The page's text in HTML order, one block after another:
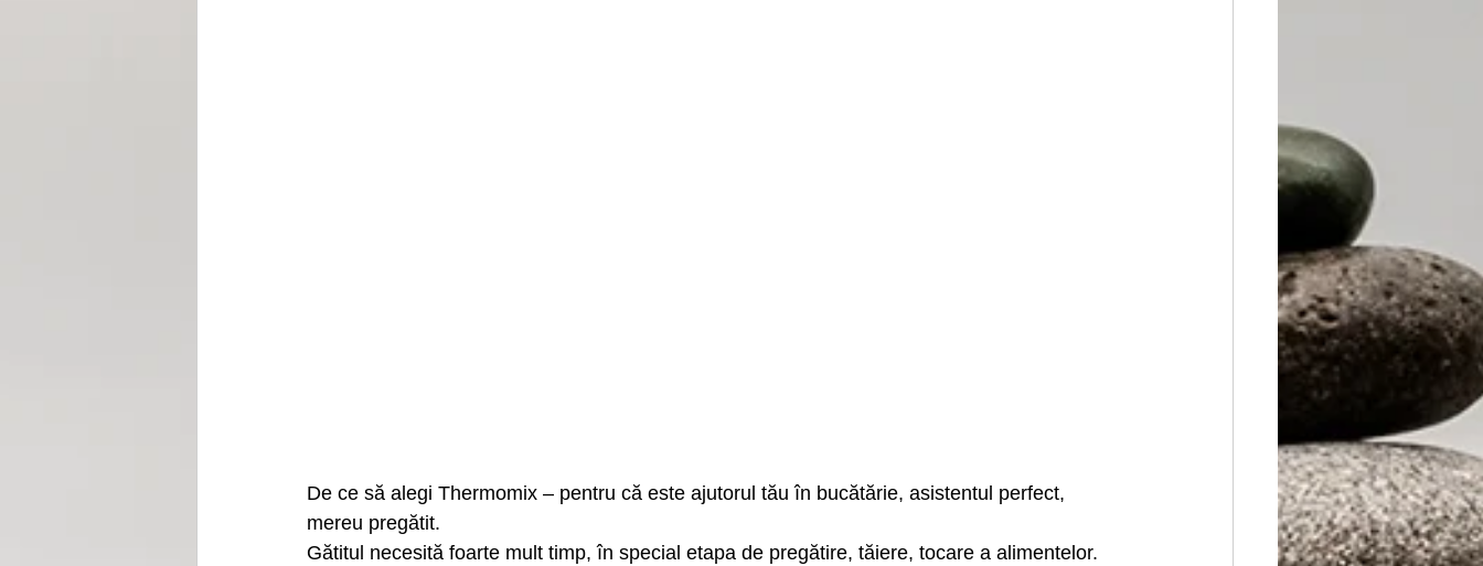
De ce să alegi Thermomix – pentru că este ajutorul tău în bucătărie, asistentul perfect,
mereu pregătit.
Gătitul necesită foarte mult timp, în special etapa de pregătire, tăiere, tocare a alimentelor.